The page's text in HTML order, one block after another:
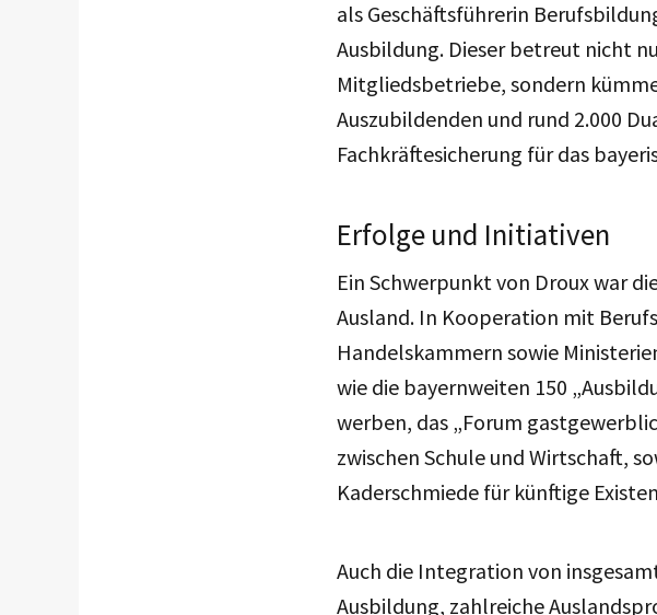
als Geschäftsführerin
Ausbildung. Dieser betreut nicht
Mitgliedsbetriebe, sondern
Auszubildenden und rund 2.000
Fachkräftesicherung für das
Erfolge und Initiativen
Ein Schwerpunkt von Droux war
Ausland. In Kooperation mit
Handelskammern sowie
wie die bayernweiten 150
werben, das „Forum
zwischen Schule und Wirtschaft,
Kaderschmiede für künftige
Auch die Integration von
Ausbildung, zahlreiche